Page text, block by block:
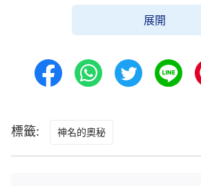
得勝的，我要叫他在我神殿中
再從那裡出去。我又要將我神的名
啟示錄 1:8
展開
標籤: 神名的奧秘